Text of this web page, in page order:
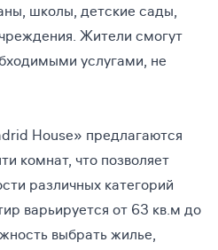
школы, детские сады,
Жители смогут
услугами, не
House» предлагаются
комнат, что позволяет
различных категорий
варьируется от 63 кв.м до
выбрать жилье,